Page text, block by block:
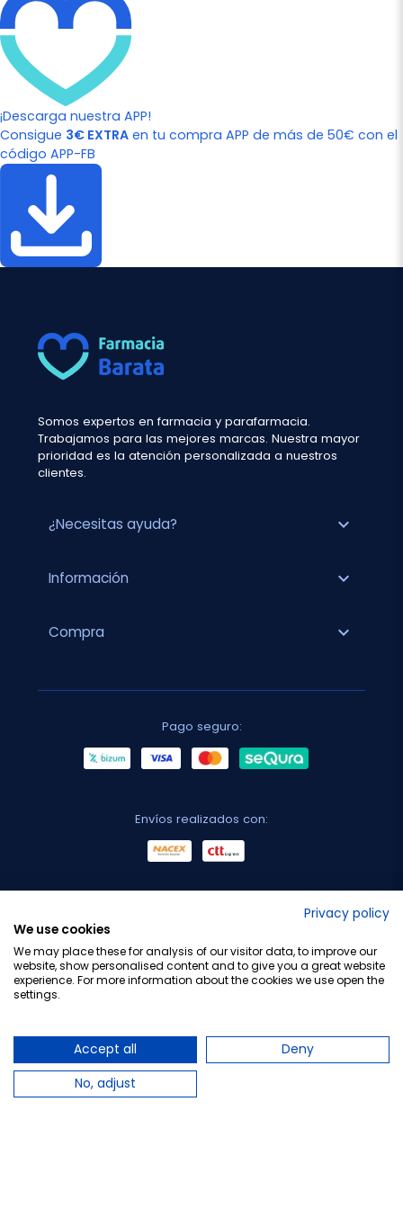
¡Descarga nuestra APP!
Consigue 3€ EXTRA en tu compra APP de más de 50€ con el
código APP-FB
Somos expertos en farmacia y parafarmacia.
Trabajamos para las mejores marcas. Nuestra mayor
prioridad es la atención personalizada a nuestros
clientes.
¿Necesitas ayuda? expand_more
Información expand_more
Compra expand_more
Pago seguro:
Envíos realizados con:
Privacy policy
We use cookies
We may place these for analysis of our visitor data, to improve our
website, show personalised content and to give you a great website
experience. For more information about the cookies we use open the
settings.
Accept all
Deny
No, adjust